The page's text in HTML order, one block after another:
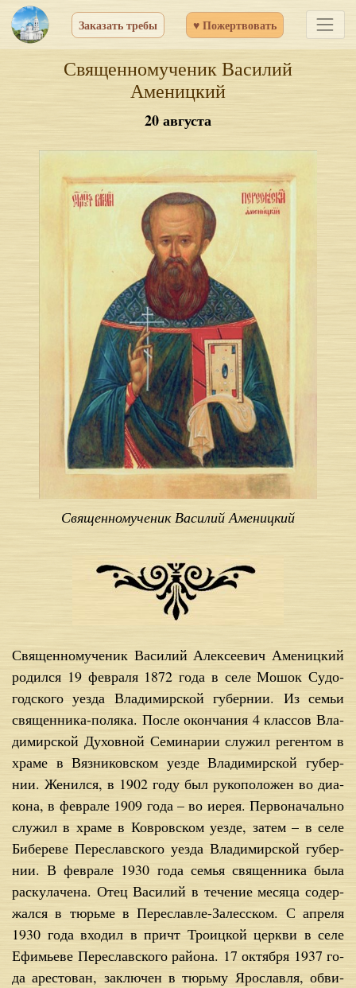
Заказать требы ♥ Пожертвовать
Священномученик Василий
Аменицкий
20 августа
Священномученик Василий Аменицкий
Свя­щен­но­му­че­ник Ва­си­лий Алек­се­е­вич Аме­ниц­кий
ро­дил­ся 19 фев­ра­ля 1872 го­да в се­ле Мо­шок Су­до­
год­ско­го уез­да Вла­ди­мир­ской гу­бер­нии. Из се­мьи
свя­щен­ни­ка-по­ля­ка. По­сле окон­ча­ния 4 клас­сов Вла­
ди­мир­ской Ду­хов­ной Се­ми­на­рии слу­жил ре­ген­том в
хра­ме в Вяз­ни­ков­ском уез­де Вла­ди­мир­ской гу­бер­
нии. Же­нил­ся, в 1902 го­ду был ру­ко­по­ло­жен во диа­
ко­на, в фев­ра­ле 1909 го­да – во иерея. Пер­во­на­чаль­но
слу­жил в хра­ме в Ков­ров­ском уез­де, за­тем – в се­ле
Бибе­ре­ве Пе­ре­слав­ско­го уез­да Вла­ди­мир­ской гу­бер­
нии. В фев­ра­ле 1930 го­да се­мья свя­щен­ни­ка бы­ла
рас­ку­ла­че­на. Отец Ва­си­лий в те­че­ние ме­ся­ца со­дер­
жал­ся в тюрь­ме в Пе­ре­слав­ле-За­лес­ском. С ап­ре­ля
1930 го­да вхо­дил в при­чт Тро­иц­кой церк­ви в се­ле
Ефи­мье­ве Пе­ре­слав­ско­го рай­о­на. 17 ок­тяб­ря 1937 го­
да аре­сто­ван, за­клю­чен в тюрь­му Яро­слав­ля, об­ви­